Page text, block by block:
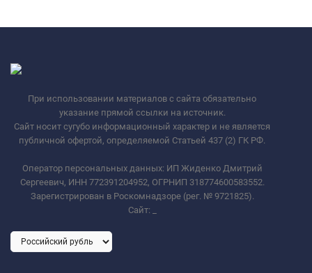
При использовании материалов с сайта обязательно
указание прямой ссылки на источник.
Сайт носит сугубо информационный характер и не является
публичной офертой, определяемой Статьей 437 (2) ГК РФ.
Оператор персональных данных: ИП Жиденко Дмитрий
Сергеевич, ИНН 772391204952, ОГРНИП 318774600583552.
Зарегистрирован в Роскомнадзоре (рег. № 9721825).
Сайт: